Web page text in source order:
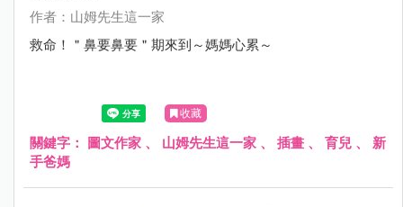
作者：山姆先生這一家
救命！＂鼻要鼻要＂期來到～媽媽心累～
收藏
關鍵字： 圖文作家 、 山姆先生這一家 、 插畫 、 育兒 、 新
手爸媽